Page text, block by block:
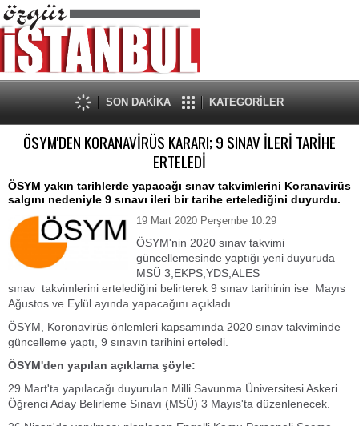
SON DAKİKA KATEGORİLER
ÖSYM'DEN KORANAVİRÜS KARARI; 9 SINAV İLERİ TARİHE
ERTELEDİ
ÖSYM yakın tarihlerde yapacağı sınav takvimlerini Koranavirüs
salgını nedeniyle 9 sınavı ileri bir tarihe ertelediğini duyurdu.
19 Mart 2020 Perşembe 10:29
ÖSYM'nin 2020 sınav takvimi
güncellemesinde yaptığı yeni duyuruda
MSÜ 3,EKPS,YDS,ALES
sınav takvimlerini ertelediğini belirterek 9 sınav tarihinin ise Mayıs
Ağustos ve Eylül ayında yapacağını açıkladı.
ÖSYM, Koronavirüs önlemleri kapsamında 2020 sınav takviminde
güncelleme yaptı, 9 sınavın tarihini erteledi.
ÖSYM'den yapılan açıklama şöyle:
29 Mart'ta yapılacağı duyurulan Milli Savunma Üniversitesi Askeri
Öğrenci Aday Belirleme Sınavı (MSÜ) 3 Mayıs'ta düzenlenecek.